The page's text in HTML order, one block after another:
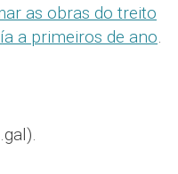
as obras do treito
a primeiros de ano.